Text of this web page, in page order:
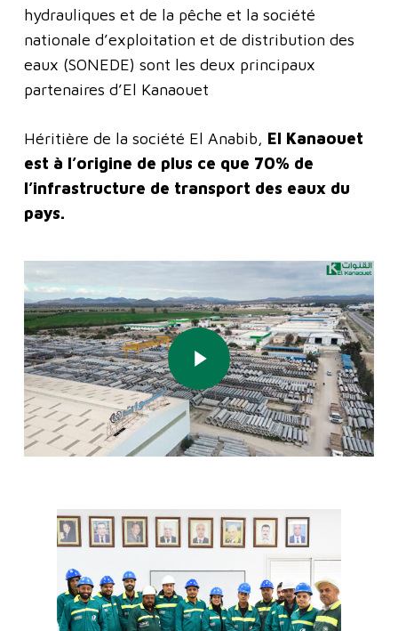
hydrauliques et de la pêche et la société
nationale d’exploitation et de distribution des
eaux (SONEDE) sont les deux principaux
partenaires d’El Kanaouet
Héritière de la société El Anabib, El Kanaouet
est à l’origine de plus ce que 70% de
l’infrastructure de transport des eaux du
pays.
Play Video